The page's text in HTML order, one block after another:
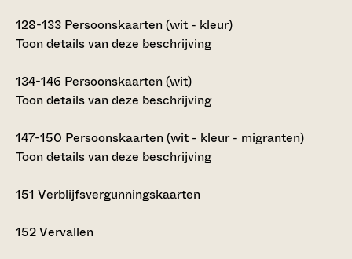
128-133 Persoonskaarten (wit - kleur)
Toon details van deze beschrijving
134-146 Persoonskaarten (wit)
Toon details van deze beschrijving
147-150 Persoonskaarten (wit - kleur - migranten)
Toon details van deze beschrijving
151 Verblijfsvergunningskaarten
152Vervallen